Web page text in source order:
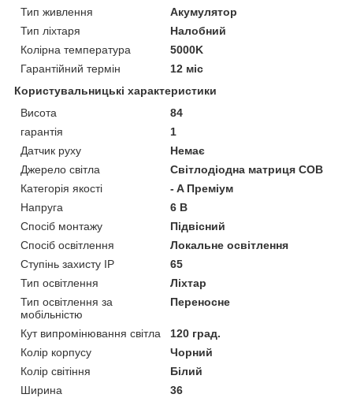
Тип живлення
Акумулятор
Тип ліхтаря
Налобний
Колірна температура
5000K
Гарантійний термін
12 міс
Користувальницькі характеристики
Висота
84
гарантія
1
Датчик руху
Немає
Джерело світла
Світлодіодна матриця COB
Категорія якості
- A Преміум
Напруга
6 В
Спосіб монтажу
Підвісний
Спосіб освітлення
Локальне освітлення
Ступінь захисту IP
65
Тип освітлення
Ліхтар
Тип освітлення за
мобільністю
Переносне
Кут випромінювання світла
120 град.
Колір корпусу
Чорний
Колір світіння
Білий
Ширина
36